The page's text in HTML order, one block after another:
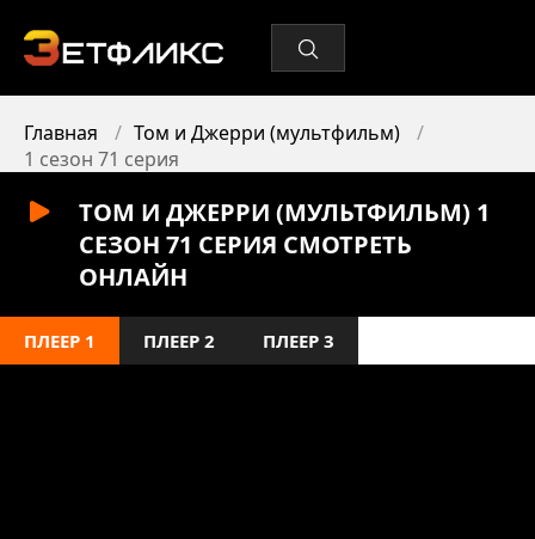
Главная
Том и Джерри (мультфильм)
1 сезон 71 серия
ТОМ И ДЖЕРРИ (МУЛЬТФИЛЬМ) 1
СЕЗОН 71 СЕРИЯ СМОТРЕТЬ
ОНЛАЙН
ПЛЕЕР 1 ПЛЕЕР 2 ПЛЕЕР 3